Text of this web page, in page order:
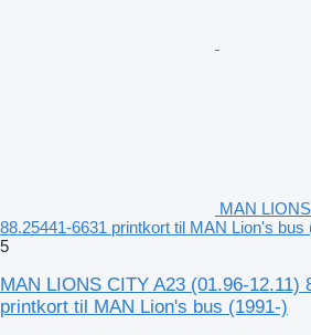
MAN
88.25441-6631 printkort til MAN Lion's bus
5
MAN LIONS CITY A23 (01.96-12.11)
printkort til MAN Lion's bus (1991-)